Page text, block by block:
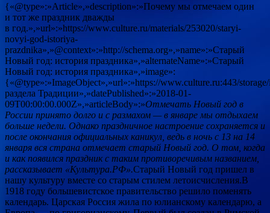
{«@type»:»Article»,»description»:»Почему мы отмечаем один
и тот же праздник дважды
в год.»,»url»:»https://www.culture.ru/materials/253020/staryi-
novyi-god-istoriya-
prazdnika»,»@context»:»http://schema.org»,»name»:»Старый
Новый год: история праздника»,»alternateName»:»Старый
Новый год: история праздника»,»image»:
{«@type»:»ImageObject»,»url»:»https://www.culture.ru:443/
раздела Традиции»,»datePublished»:»2018-01-
09T00:00:00.000Z»,»articleBody»:»Отмечать Новый год в
России принято долго и с размахом — в январе мы отдыхаем
больше недели. Однако праздничное настроение сохраняется и
после окончания официальных каникул, ведь в ночь с 13 на 14
января вся страна отмечает старый Новый год. О том, когда
и как появился праздник с таким противоречивым названием,
рассказывает «Культура.РФ».Старый Новый год пришел в
нашу культуру вместе со старым стилем летоисчисления.В
1918 году большевистское правительство решило поменять
календарь. Царская Россия жила по юлианскому календарю, а